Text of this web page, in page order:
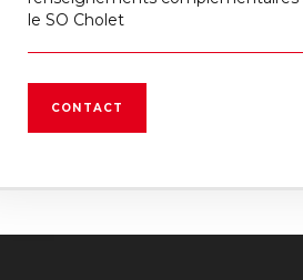
le SO Cholet
CONTACT